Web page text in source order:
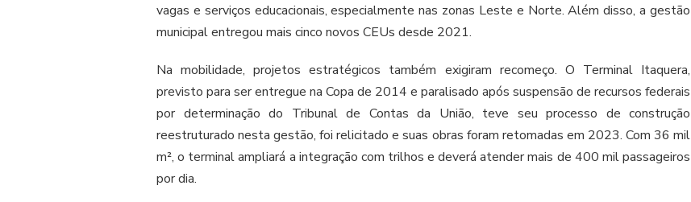
vagas e serviços educacionais, especialmente nas zonas Leste e Norte. Além disso, a gestão
municipal entregou mais cinco novos CEUs desde 2021.
Na mobilidade, projetos estratégicos também exigiram recomeço. O Terminal Itaquera,
previsto para ser entregue na Copa de 2014 e paralisado após suspensão de recursos federais
por determinação do Tribunal de Contas da União, teve seu processo de construção
reestruturado nesta gestão, foi relicitado e suas obras foram retomadas em 2023. Com 36 mil
m², o terminal ampliará a integração com trilhos e deverá atender mais de 400 mil passageiros
por dia.